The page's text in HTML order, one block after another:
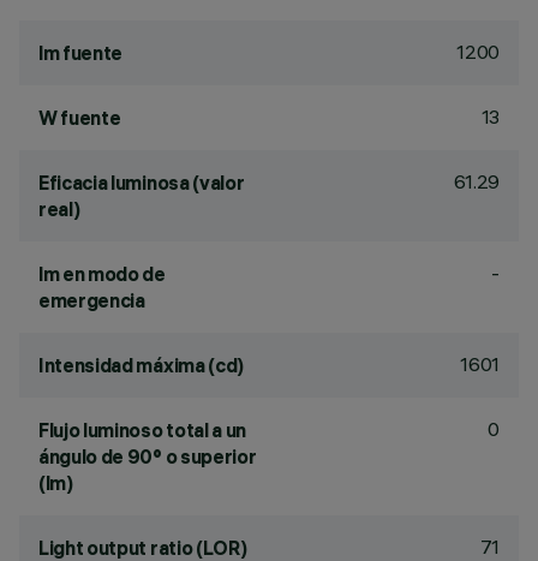
lm fuente 1200
W fuente 13
Eficacia luminosa (valor
real)
61.29
lm en modo de
emergencia
-
Intensidad máxima (cd) 1601
Flujo luminoso total a un
ángulo de 90° o superior
(lm)
0
Light output ratio (LOR) 71